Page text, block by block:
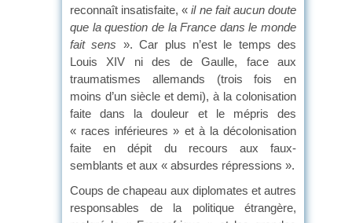
reconnaît insatisfaite, «il ne fait aucun doute
que la question de la France dans le monde
fait sens ». Car plus n’est le temps des
Louis XIV ni des de Gaulle, face aux
traumatismes allemands (trois fois en
moins d’un siècle et demi), à la colonisation
faite dans la douleur et le mépris des
« races inférieures » et à la décolonisation
faite en dépit du recours aux faux-
semblants et aux « absurdes répressions ».
Coups de chapeau aux diplomates et autres
responsables de la politique étrangère,